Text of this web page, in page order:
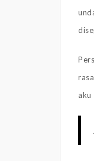
aku